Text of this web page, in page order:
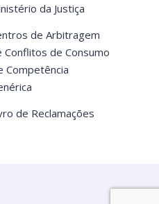
da Justiça
de Arbitragem
Conflitos de Consumo
Competência
de Reclamações